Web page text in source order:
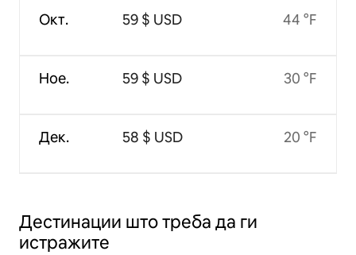
Окт.
Ное.
Дек.
59 $ USD
59 $ USD
58 $ USD
44 °F
30 °F
20 °F
Дестинации што треба да ги
истражите